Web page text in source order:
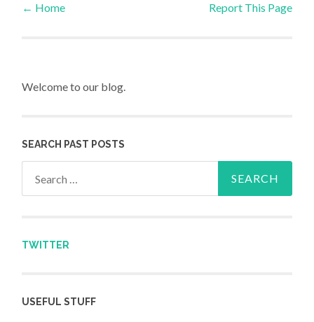
Post navigation
← Home Report This Page
Welcome to our blog.
SEARCH PAST POSTS
TWITTER
USEFUL STUFF